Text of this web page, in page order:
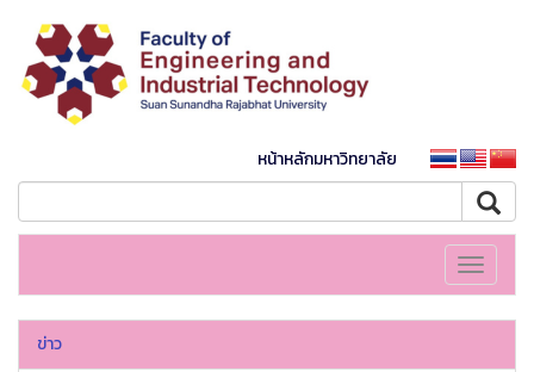
หน้าหลักมหาวิทยาลัย
Toggle
ข่าว